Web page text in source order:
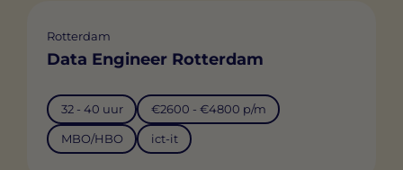
Rotterdam
Data Engineer Rotterdam
32 - 40 uur €2600 - €4800 p/m
MBO/HBO ict-it